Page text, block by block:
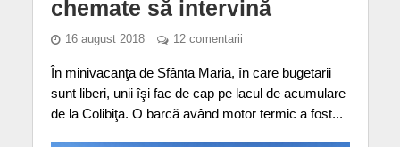
chemate să intervină
16 august 2018 12 comentarii
În minivacanţa de Sfânta Maria, în care bugetarii
sunt liberi, unii îşi fac de cap pe lacul de acumulare
de la Colibiţa. O barcă având motor termic a fost...